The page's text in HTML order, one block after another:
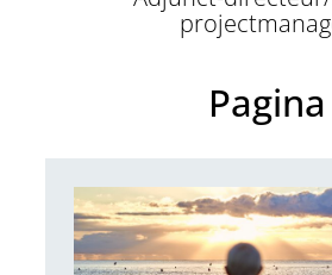
Pagina